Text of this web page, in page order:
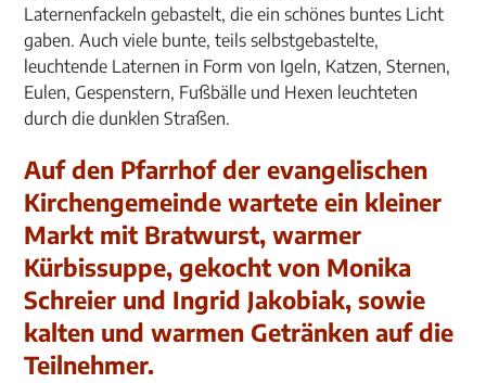
Laternenfackeln gebastelt, die ein schönes buntes Licht
gaben. Auch viele bunte, teils selbstgebastelte,
leuchtende Laternen in Form von Igeln, Katzen, Sternen,
Eulen, Gespenstern, Fußbälle und Hexen leuchteten
durch die dunklen Straßen.
Auf den Pfarrhof der evangelischen
Kirchengemeinde wartete ein kleiner
Markt mit Bratwurst, warmer
Kürbissuppe, gekocht von Monika
Schreier und Ingrid Jakobiak, sowie
kalten und warmen Getränken auf die
Teilnehmer.